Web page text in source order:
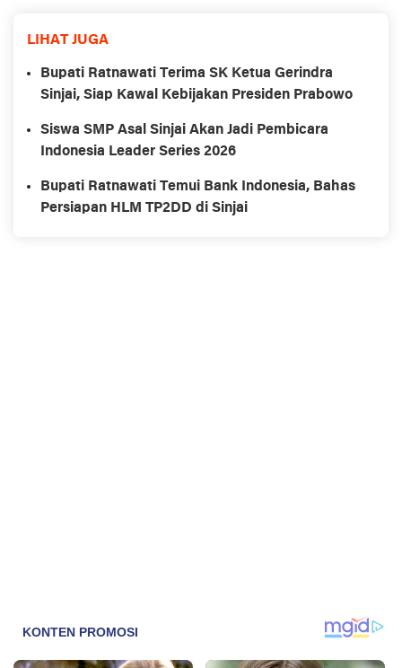
LIHAT JUGA
Bupati Ratnawati Terima SK Ketua Gerindra
Sinjai, Siap Kawal Kebijakan Presiden Prabowo
Siswa SMP Asal Sinjai Akan Jadi Pembicara
Indonesia Leader Series 2026
Bupati Ratnawati Temui Bank Indonesia, Bahas
Persiapan HLM TP2DD di Sinjai